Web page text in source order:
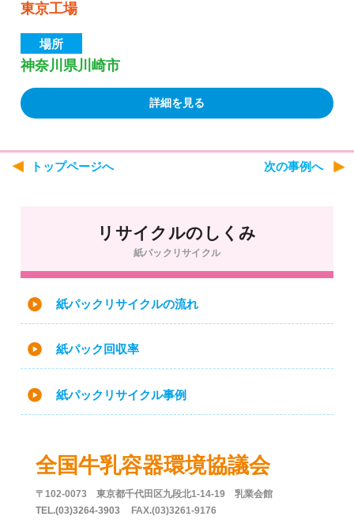
東京工場
場所
神奈川県川崎市
詳細を見る
トップページへ 次の事例へ
リサイクルのしくみ
紙パックリサイクル
紙パックリサイクルの流れ
紙パック回収率
紙パックリサイクル事例
全国牛乳容器環境協議会
〒102-0073 東京都千代田区九段北1-14-19 乳業会館
TEL.(03)3264-3903
FAX.(03)3261-9176